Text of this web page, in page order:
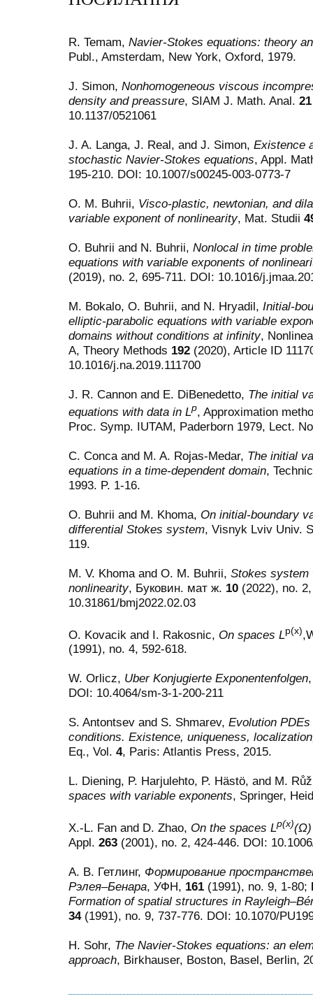
R. Temam, Navier-Stokes equations: theory
Publ., Amsterdam, New York, Oxford, 1979.
J. Simon, Nonhomogeneous viscous
density and preassure, SIAM J. Math. Anal. 21
10.1137/0521061
J. A. Langa, J. Real, and J. Simon, Existence
stochastic Navier-Stokes equations, Appl.
195-210. DOI: 10.1007/s00245-003-0773-7
O. M. Buhrii, Visco-plastic, newtonian, and
variable exponent of nonlinearity, Mat. Studii
O. Buhrii and N. Buhrii, Nonlocal in time
equations with variable exponents of
(2019), no. 2, 695-711. DOI: 10.1016/
M. Bokalo, O. Buhrii, and N. Hryadil, Initial-
elliptic-parabolic equations with variable
domains without conditions at infinity,
A, Theory Methods 192 (2020), Article ID
10.1016/j.na.2019.111700
J. R. Cannon and E. DiBenedetto, The initial
equations with data in Lp, Approximation
Proc. Symp. IUTAM, Paderborn 1979, Lect.
C. Conca and M. A. Rojas-Medar, The initial
equations in a time-dependent domain,
1993. P. 1-16.
O. Buhrii and M. Khoma, On initial-boundary
differential Stokes system, Visnyk Lviv Univ.
119.
M. V. Khoma and O. M. Buhrii, Stokes system
nonlinearity, Буковин. мат ж. 10 (2022), no.
10.31861/bmj2022.02.03
O. Kovacik and I. Rakosnic, On spaces Lp(x)
(1991), no. 4, 592-618.
W. Orlicz, Uber Konjugierte Exponentenfolgen
DOI: 10.4064/sm-3-1-200-211
S. Antontsev and S. Shmarev, Evolution
conditions. Existence, uniqueness,
Eq., Vol. 4, Paris: Atlantis Press, 2015.
L. Diening, P. Harjulehto, P. Hästö, and M.
spaces with variable exponents, Springer,
X.-L. Fan and D. Zhao, On the spaces Lp(x)(Ω)
Appl. 263 (2001), no. 2, 424-446. DOI:
А. В. Гетлинг, Формирование
Рэлея–Бенара, УФН, 161 (1991), no. 9, 1-80;
Formation of spatial structures in
34(1991), no. 9, 737-776. DOI: 10.1070/
H. Sohr, The Navier-Stokes equations: an
approach, Birkhauser, Boston, Basel, Berlin,